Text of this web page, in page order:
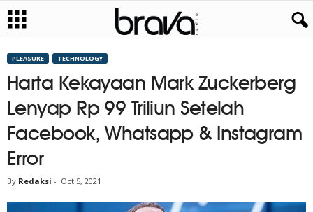
PLEASURE TECHNOLOGY
Harta Kekayaan Mark Zuckerberg
Lenyap Rp 99 Triliun Setelah
Facebook, Whatsapp & Instagram
Error
By Redaksi - Oct 5, 2021